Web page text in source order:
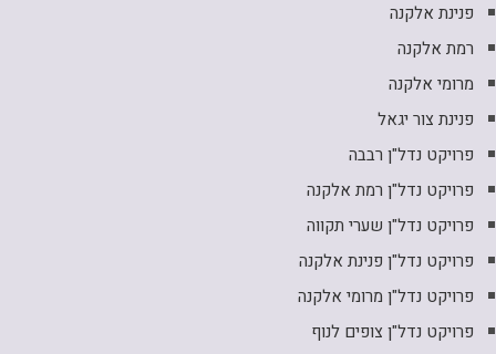
פנינת אלקנה
רמת אלקנה
מרומי אלקנה
פנינת צור יגאל
פרויקט נדל"ן רבבה
פרויקט נדל"ן רמת אלקנה
פרויקט נדל"ן שערי תקווה
פרויקט נדל"ן פנינת אלקנה
פרויקט נדל"ן מרומי אלקנה
פרויקט נדל"ן צופים לנוף